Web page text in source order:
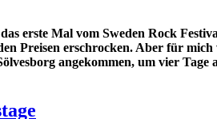
erste Mal vom Sweden Rock
Preisen erschrocken. Aber für
angekommen, um vier